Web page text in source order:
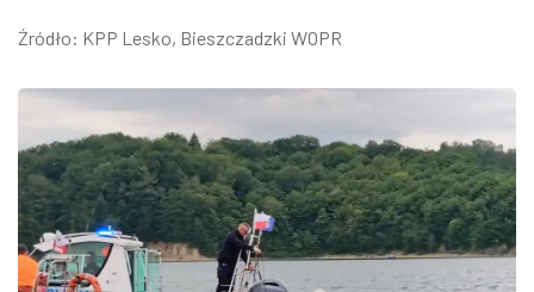
Źródło: KPP Lesko, Bieszczadzki WOPR